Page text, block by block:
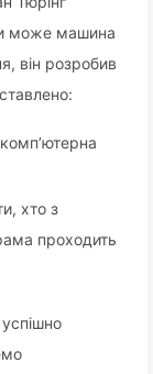
може машина
він розробив
хто з
проходить